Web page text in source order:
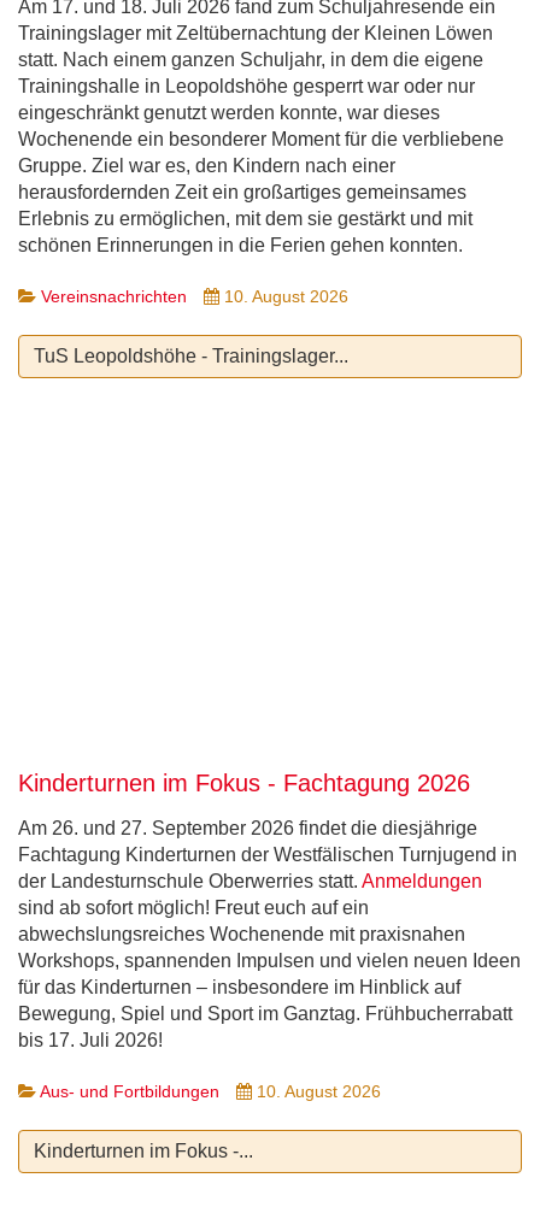
Am 17. und 18. Juli 2026 fand zum Schuljahresende ein
Trainingslager mit Zeltübernachtung der Kleinen Löwen
statt. Nach einem ganzen Schuljahr, in dem die eigene
Trainingshalle in Leopoldshöhe gesperrt war oder nur
eingeschränkt genutzt werden konnte, war dieses
Wochenende ein besonderer Moment für die verbliebene
Gruppe. Ziel war es, den Kindern nach einer
herausfordernden Zeit ein großartiges gemeinsames
Erlebnis zu ermöglichen, mit dem sie gestärkt und mit
schönen Erinnerungen in die Ferien gehen konnten.
Vereinsnachrichten 10. August 2026
TuS Leopoldshöhe - Trainingslager...
Kinderturnen im Fokus - Fachtagung 2026
Am 26. und 27. September 2026 findet die diesjährige
Fachtagung Kinderturnen der Westfälischen Turnjugend in
der Landesturnschule Oberwerries statt. Anmeldungen
sind ab sofort möglich! Freut euch auf ein
abwechslungsreiches Wochenende mit praxisnahen
Workshops, spannenden Impulsen und vielen neuen Ideen
für das Kinderturnen – insbesondere im Hinblick auf
Bewegung, Spiel und Sport im Ganztag. Frühbucherrabatt
bis 17. Juli 2026!
Aus- und Fortbildungen 10. August 2026
Kinderturnen im Fokus -...